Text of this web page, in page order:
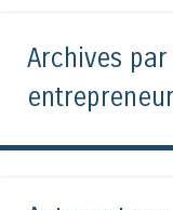
Archives
entrepreneur